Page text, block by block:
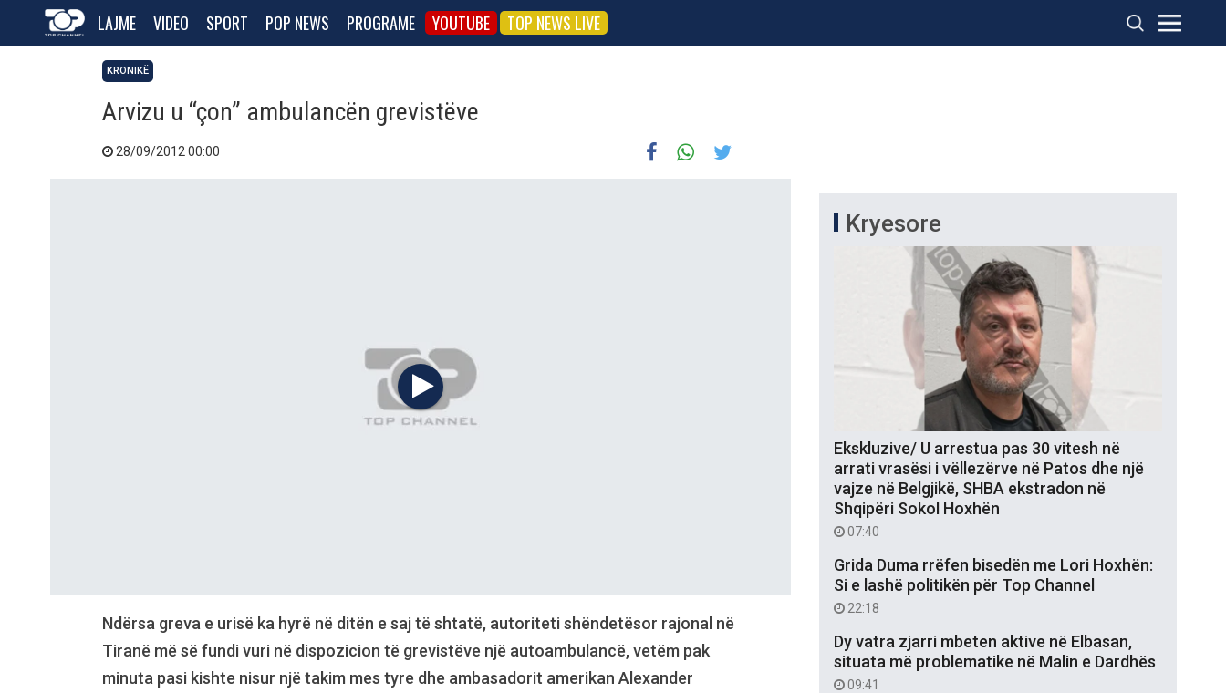
LAJME VIDEO SPORT POP NEWS PROGRAME YOUTUBE TOP NEWS LIVE
KRONIKË
Arvizu u “çon” ambulancën grevistëve
28/09/2012 00:00
Ndërsa greva e urisë ka hyrë në ditën e saj të shtatë, autoriteti shëndetësor rajonal në
Tiranë më së fundi vuri në dispozicion të grevistëve një autoambulancë, vetëm pak
minuta pasi kishte nisur një takim mes tyre dhe ambasadorit amerikan Alexander
Kryesore
Ekskluzive/ U arrestua pas 30 vitesh në
arrati vrasësi i vëllezërve në Patos dhe një
vajze në Belgjikë, SHBA ekstradon në
Shqipëri Sokol Hoxhën
07:40
Grida Duma rrëfen bisedën me Lori Hoxhën:
Si e lashë politikën për Top Channel
22:18
Dy vatra zjarri mbeten aktive në Elbasan,
situata më problematike në Malin e Dardhës
09:41